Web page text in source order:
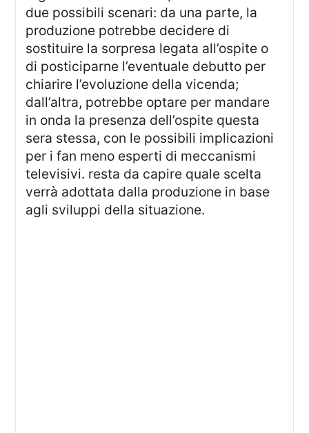
due possibili scenari: da una parte, la
produzione potrebbe decidere di
sostituire la sorpresa legata all’ospite o
di posticiparne l’eventuale debutto per
chiarire l’evoluzione della vicenda;
dall’altra, potrebbe optare per mandare
in onda la presenza dell’ospite questa
sera stessa, con le possibili implicazioni
per i fan meno esperti di meccanismi
televisivi. resta da capire quale scelta
verrà adottata dalla produzione in base
agli sviluppi della situazione.